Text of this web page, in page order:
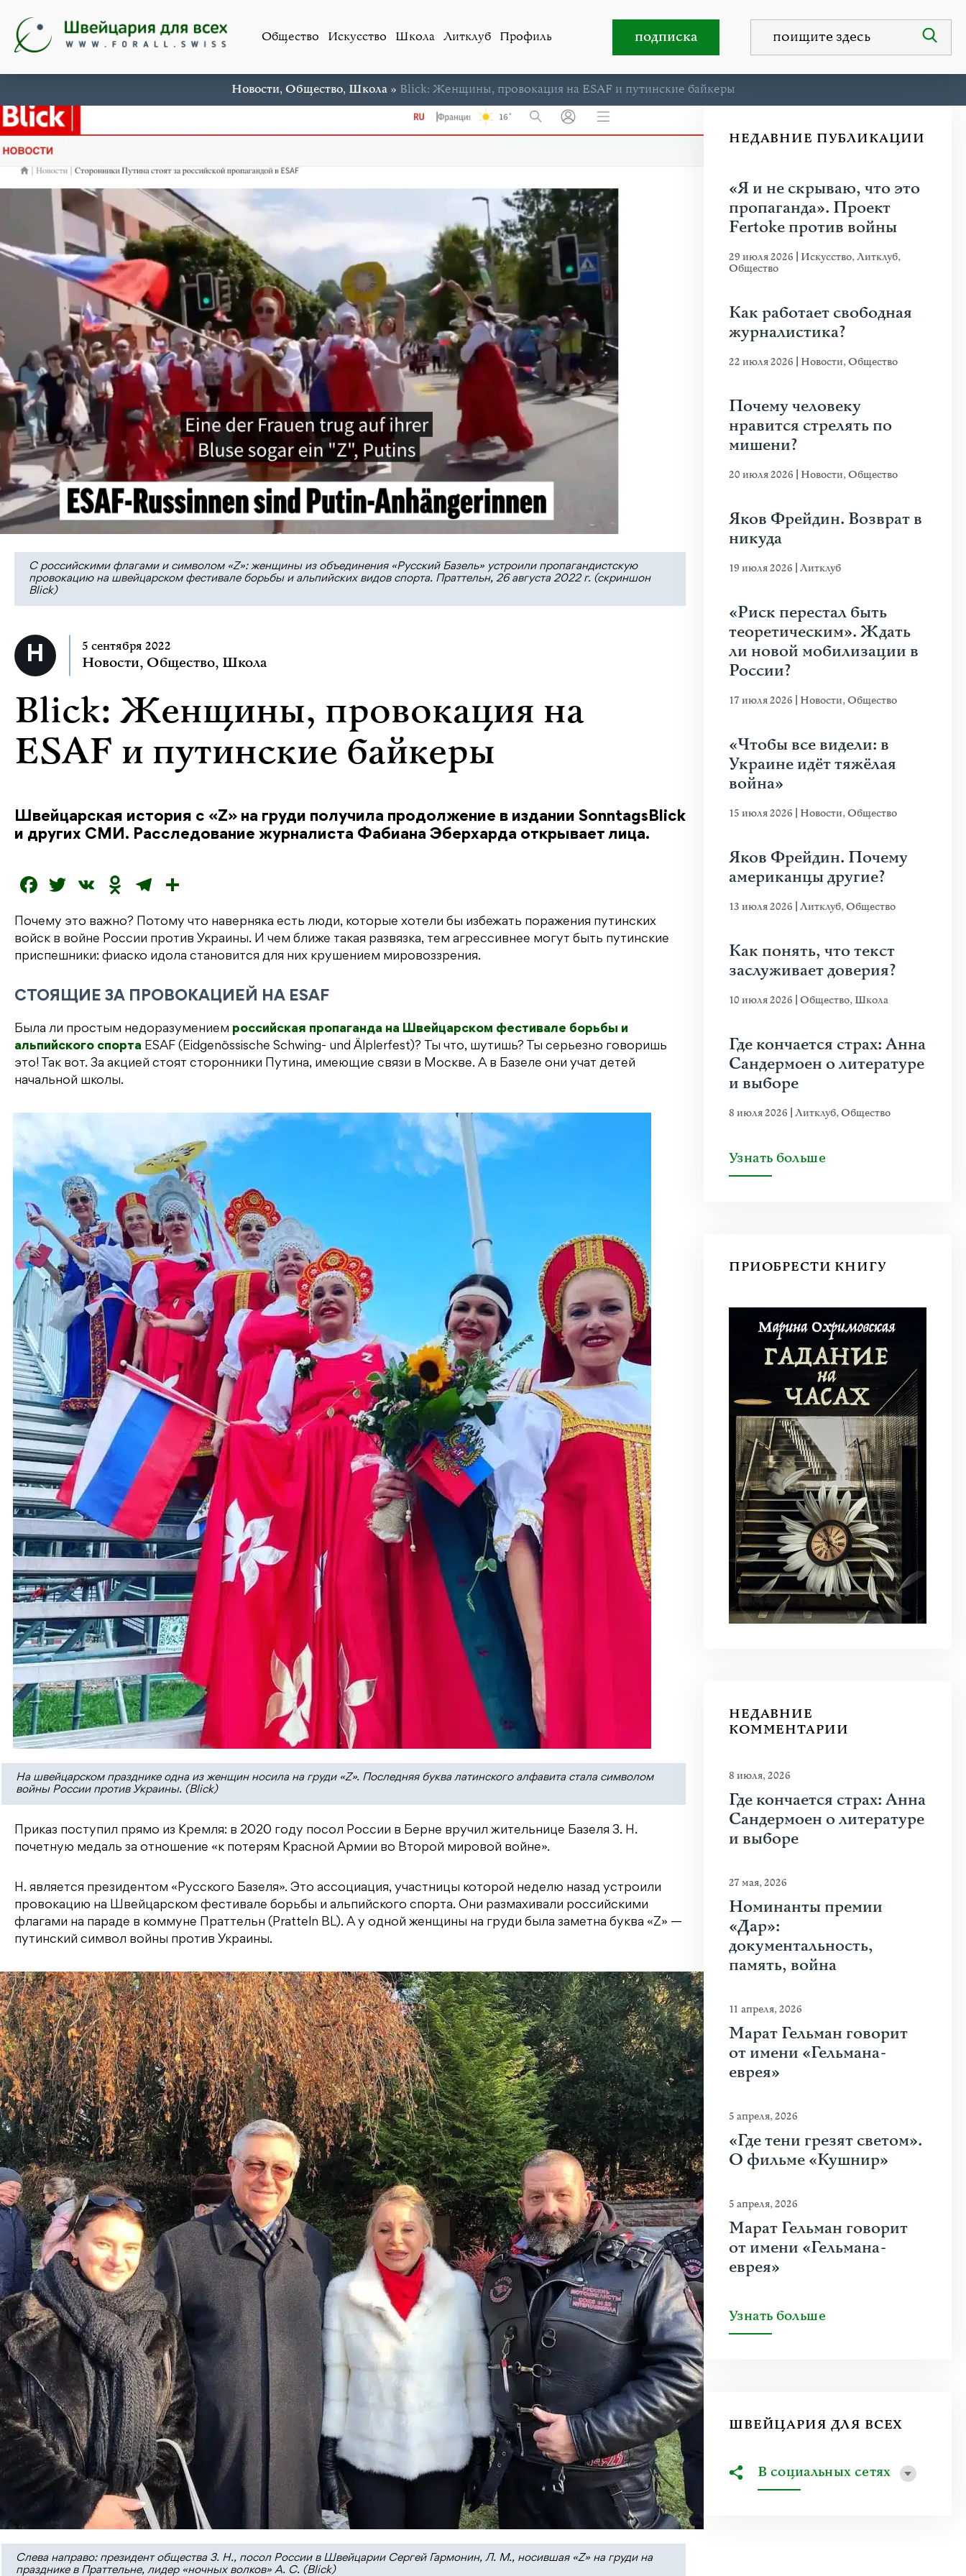
Общество Искусство Школа Литклуб Профиль подписка
Новости,Общество, Школа» Blick: Женщины, провокация на ESAF и путинские байкеры
С российскими флагами и символом «Z»: женщины из объединения «Русский Базель» устроили пропагандистскую
провокацию на швейцарском фестивале борьбы и альпийских видов спорта. Праттельн, 26 августа 2022 г. (скриншон
Blick)
5 сентября 2022
Новости, Общество, Школа
Blick: Женщины, провокация на
ESAF и путинские байкеры
Швейцарская история с «Z» на груди получила продолжение в издании SonntagsBlick
и других СМИ. Расследование журналиста Фабиана Эберхарда открывает лица.
F
c
e
o
o
k
T
it
t
r
V
O
n
o
a
s
s
ni
T
e
g
a
m
п
р
в
и
т
ь
Почему это важно? Потому что наверняка есть люди, которые хотели бы избежать поражения путинских
войск в войне России против Украины. И чем ближе такая развязка, тем агрессивнее могут быть путинские
приспешники: фиаско идола становится для них крушением мировоззрения.
СТОЯЩИЕ ЗА ПРОВОКАЦИЕЙ НА ESAF
Была ли простым недоразумением российская пропаганда на Швейцарском фестивале борьбы и
альпийского спорта ESAF (Eidgenössische Schwing- und Älplerfest)? Ты что, шутишь? Ты серьезно говоришь
это! Так вот. За акцией стоят сторонники Путина, имеющие связи в Москве. А в Базеле они учат детей
начальной школы.
На швейцарском празднике одна из женщин носила на груди «Z». Последняя буква латинского алфавита стала символом
войны России против Украины. (Blick)
Приказ поступил прямо из Кремля: в 2020 году посол России в Берне вручил жительнице Базеля З. Н.
почетную медаль за отношение «к потерям Красной Армии во Второй мировой войне».
Н. является президентом «Русского Базеля». Это ассоциация, участницы которой неделю назад устроили
провокацию на Швейцарском фестивале борьбы и альпийского спорта. Они размахивали российскими
флагами на параде в коммуне Праттельн (Pratteln BL). А у одной женщины на груди была заметна буква «Z» —
путинский символ войны против Украины.
Слева направо: президент общества З. Н., посол России в Швейцарии Сергей Гармонин, Л. М., носившая «Z» на груди на
празднике в Праттельне, лидер «ночных волков» А. С. (Blick)
НЕДАВНИЕ ПУБЛИКАЦИИ
«Я и не скрываю, что это
пропаганда». Проект
Fertoke против войны
29 июля 2026 Искусство,Литклуб,
Общество
Как работает свободная
журналистика?
22 июля 2026 Новости,Общество
Почему человеку
нравится стрелять по
мишени?
20 июля 2026 Новости,Общество
Яков Фрейдин. Возврат в
никуда
19 июля 2026 Литклуб
«Риск перестал быть
теоретическим». Ждать
ли новой мобилизации в
России?
17 июля 2026 Новости,Общество
«Чтобы все видели: в
Украине идёт тяжёлая
война»
15 июля 2026 Новости,Общество
Яков Фрейдин. Почему
американцы другие?
13 июля 2026 Литклуб,Общество
Как понять, что текст
заслуживает доверия?
10 июля 2026 Общество, Школа
Где кончается страх: Анна
Сандермоен о литературе
и выборе
8 июля 2026 Литклуб,Общество
Узнать больше
ПРИОБРЕСТИ КНИГУ
НЕДАВНИЕ
КОММЕНТАРИИ
8 июля, 2026
Где кончается страх: Анна
Сандермоен о литературе
и выборе
27 мая, 2026
Номинанты премии
«Дар»:
документальность,
память, война
11 апреля, 2026
Марат Гельман говорит
от имени «Гельмана-
еврея»
5 апреля, 2026
«Где тени грезят светом».
О фильме «Кушнир»
5 апреля, 2026
Марат Гельман говорит
от имени «Гельмана-
еврея»
Узнать больше
ШВЕЙЦАРИЯ ДЛЯ ВСЕХ
В социальных сетях